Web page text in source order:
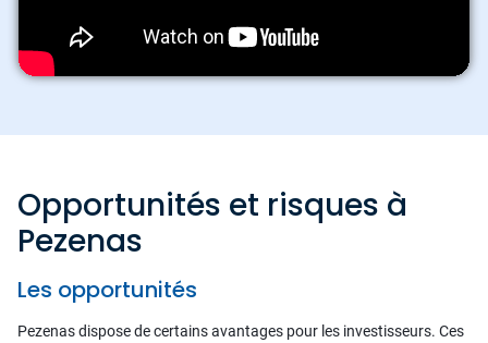
Opportunités et risques à
Pezenas
Les opportunités
Pezenas dispose de certains avantages pour les investisseurs. Ces